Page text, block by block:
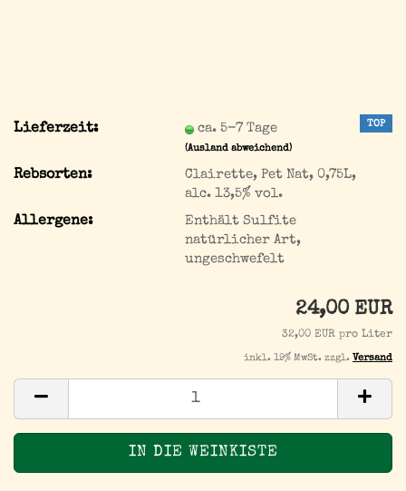
TOP
Lieferzeit: ca. 5-7 Tage
(Ausland abweichend)
Rebsorten:
Clairette, Pet Nat, 0,75L,
alc. 13,5% vol.
Allergene:
Enthält Sulfite
natürlicher Art,
ungeschwefelt
24,00 EUR
32,00 EUR pro Liter
inkl. 19% MwSt. zzgl. Versand